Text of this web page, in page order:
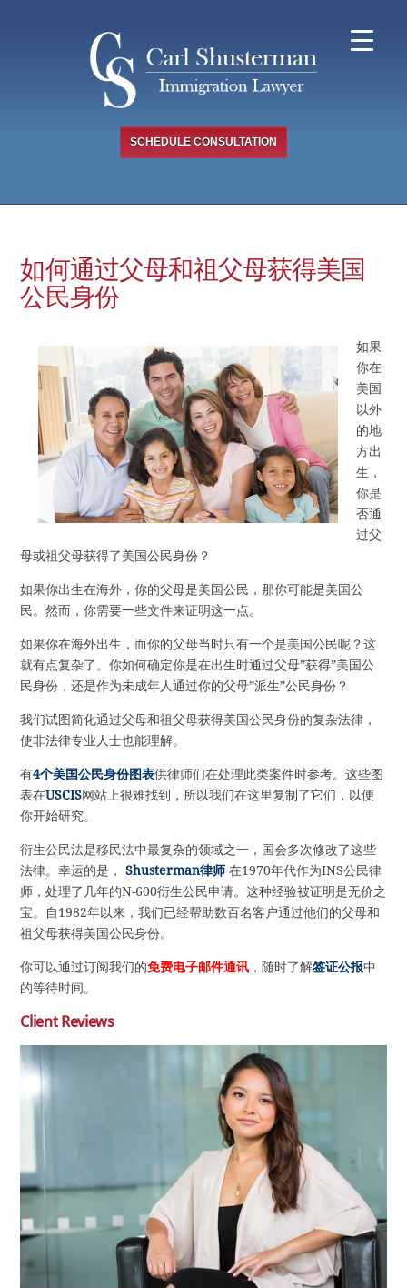
SCHEDULE CONSULTATION
如何通过父母和祖父母获得美国
公民身份
如果
你在
美国
以外
的地
方出
生，
你是
否通
过父
母或祖父母获得了美国公民身份？
如果你出生在海外，你的父母是美国公民，那你可能是美国公
民。然而，你需要一些文件来证明这一点。
如果你在海外出生，而你的父母当时只有一个是美国公民呢？这
就有点复杂了。你如何确定你是在出生时通过父母”获得”美国公
民身份，还是作为未成年人通过你的父母”派生”公民身份？
我们试图简化通过父母和祖父母获得美国公民身份的复杂法律，
使非法律专业人士也能理解。
有4个美国公民身份图表供律师们在处理此类案件时参考。这些图
表在USCIS网站上很难找到，所以我们在这里复制了它们，以便
你开始研究。
衍生公民法是移民法中最复杂的领域之一，国会多次修改了这些
法律。幸运的是，
Shusterman律师在1970年代作为INS公民律
师，处理了几年的N-600衍生公民申请。这种经验被证明是无价之
宝。自1982年以来，我们已经帮助数百名客户通过他们的父母和
祖父母获得美国公民身份。
你可以通过订阅我们的免费电子邮件通讯 ，随时了解签证公报中
的等待时间。
Client Reviews